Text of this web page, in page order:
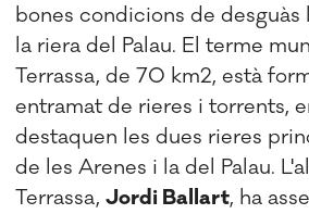
bones condicions de desguàs
la riera del Palau. El terme
Terrassa, de 70 km2, està
entramat de rieres i torrents,
destaquen les dues rieres
de les Arenes i la del Palau.
Terrassa,Jordi Ballart, ha